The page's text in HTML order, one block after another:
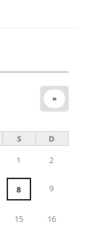
»
S
D
1
2
8 9
15 16